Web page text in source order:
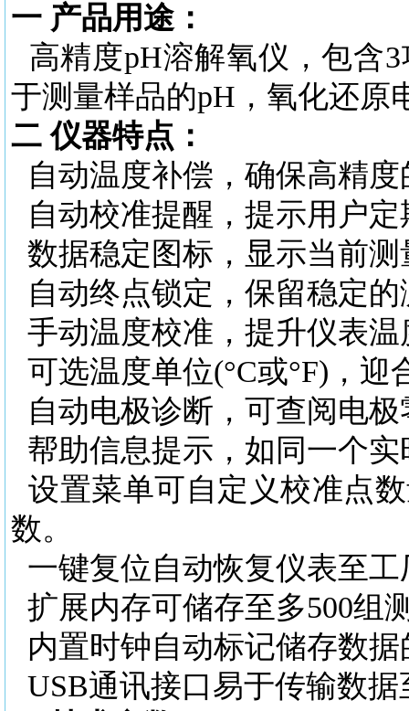
一 产品用途：
高精度pH溶解氧仪，包含
于测量样品的pH，氧化还原
二 仪器特点：
自动温度补偿，确保高精
自动校准提醒，提示用户
数据稳定图标，显示当前测
自动终点锁定，保留稳定
手动温度校准，提升仪表
可选温度单位(°C或°F)，
自动电极诊断，可查阅电
帮助信息提示，如同一个
设置菜单可自定义校准点
数。
一键复位自动恢复仪表至
扩展内存可储存至多500组
内置时钟自动标记储存数
USB通讯接口易于传输数